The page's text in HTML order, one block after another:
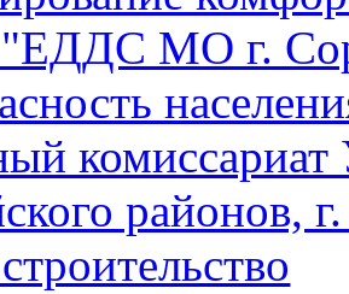
МО г.
комиссариат
районов,